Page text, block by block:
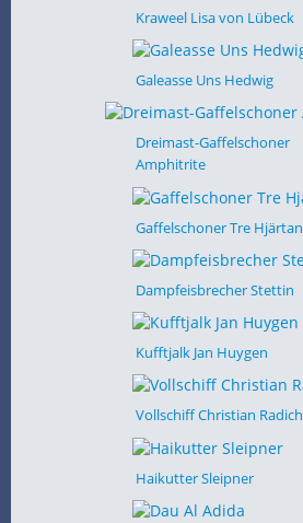
Kraweel Lisa von Lübeck
Galeasse Uns Hedwig
Dreimast-Gaffelschoner
Amphitrite
Gaffelschoner Tre Hjärtan
Dampfeisbrecher Stettin
Kufftjalk Jan Huygen
Vollschiff Christian Radich
Haikutter Sleipner